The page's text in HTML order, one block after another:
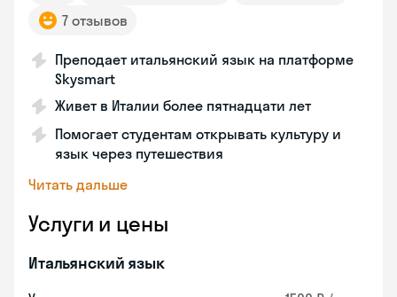
7 отзывов
Преподает итальянский язык на платформе
Skysmart
Живет в Италии более пятнадцати лет
Помогает студентам открывать культуру и
язык через путешествия
Читать дальше
Услуги и цены
Итальянский язык